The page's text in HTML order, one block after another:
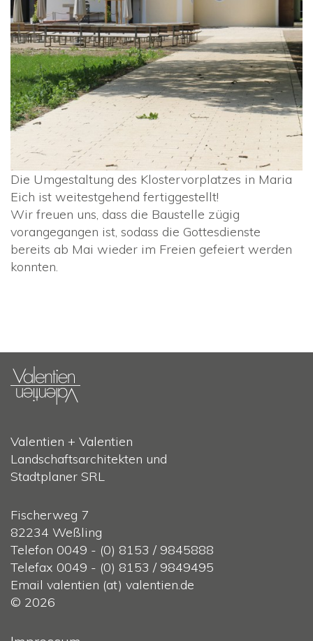
Die Umgestaltung des Klostervorplatzes in Maria
Eich ist weitestgehend fertiggestellt!
Wir freuen uns, dass die Baustelle zügig
vorangegangen ist, sodass die Gottesdienste
bereits ab Mai wieder im Freien gefeiert werden
konnten.
Valentien + Valentien
Landschaftsarchitekten und
Stadtplaner SRL
Fischerweg 7
82234 Weßling
Telefon 0049 - (0) 8153 / 9845888
Telefax 0049 - (0) 8153 / 9849495
Email valentien (at) valentien.de
© 2026